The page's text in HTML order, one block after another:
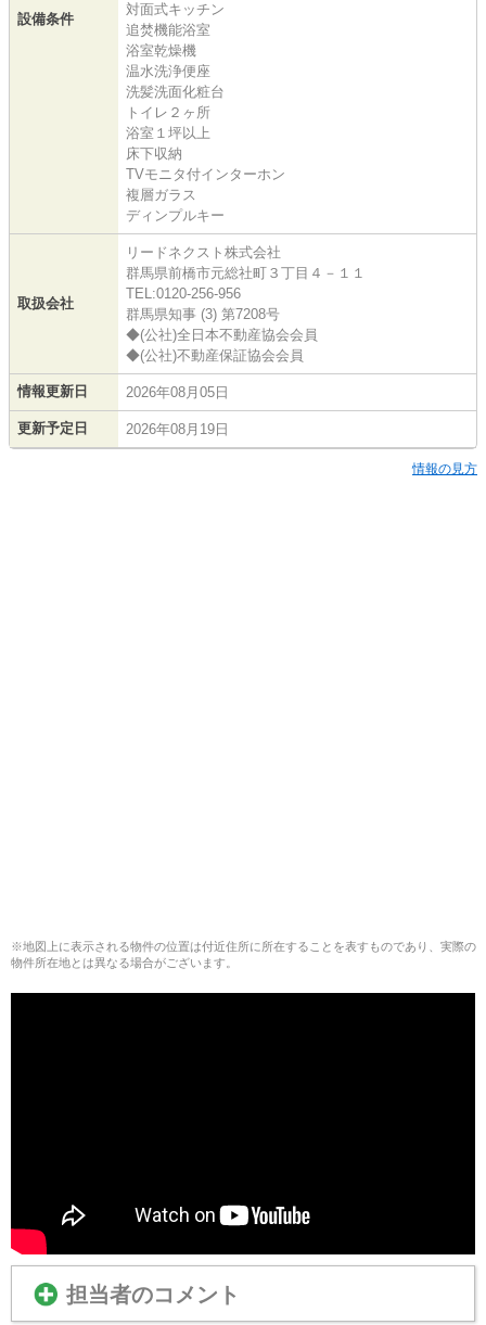
設備条件
対面式キッチン
追焚機能浴室
浴室乾燥機
温水洗浄便座
洗髪洗面化粧台
トイレ２ヶ所
浴室１坪以上
床下収納
TVモニタ付インターホン
複層ガラス
ディンプルキー
取扱会社
リードネクスト株式会社
群馬県前橋市元総社町３丁目４－１１
TEL:0120-256-956
群馬県知事 (3) 第7208号
◆(公社)全日本不動産協会会員
◆(公社)不動産保証協会会員
情報更新日 2026年08月05日
更新予定日 2026年08月19日
情報の見方
※地図上に表示される物件の位置は付近住所に所在することを表すものであり、実際の
物件所在地とは異なる場合がございます。
担当者のコメント